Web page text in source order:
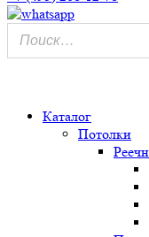
Каталог
Потолки